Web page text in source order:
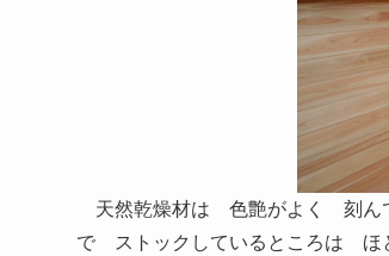
天然乾燥材は 色艶がよく 刻ん
で ストックしているところは ほ